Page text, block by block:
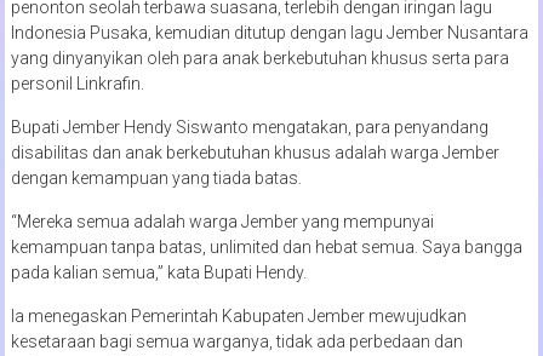
penonton seolah terbawa suasana, terlebih dengan iringan lagu
Indonesia Pusaka, kemudian ditutup dengan lagu Jember Nusantara
yang dinyanyikan oleh para anak berkebutuhan khusus serta para
personil Linkrafin.
Bupati Jember Hendy Siswanto mengatakan, para penyandang
disabilitas dan anak berkebutuhan khusus adalah warga Jember
dengan kemampuan yang tiada batas.
“Mereka semua adalah warga Jember yang mempunyai
kemampuan tanpa batas, unlimited dan hebat semua. Saya bangga
pada kalian semua,” kata Bupati Hendy.
Ia menegaskan Pemerintah Kabupaten Jember mewujudkan
kesetaraan bagi semua warganya, tidak ada perbedaan dan